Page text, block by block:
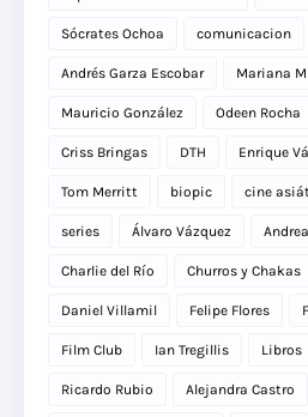
Sócrates Ochoa comunicacion
Andrés Garza Escobar Mariana
Mauricio González Odeen Rocha
Criss Bringas DTH Enrique
Tom Merritt biopic cine
series Álvaro Vázquez
Charlie del Río Churros y Chakas
Daniel Villamil Felipe Flores
Film Club Ian Tregillis Libros
Ricardo Rubio Alejandra Castro